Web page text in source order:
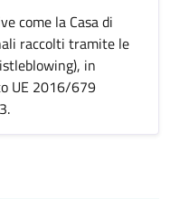
come la Casa di
raccolti tramite le
in
UE 2016/679